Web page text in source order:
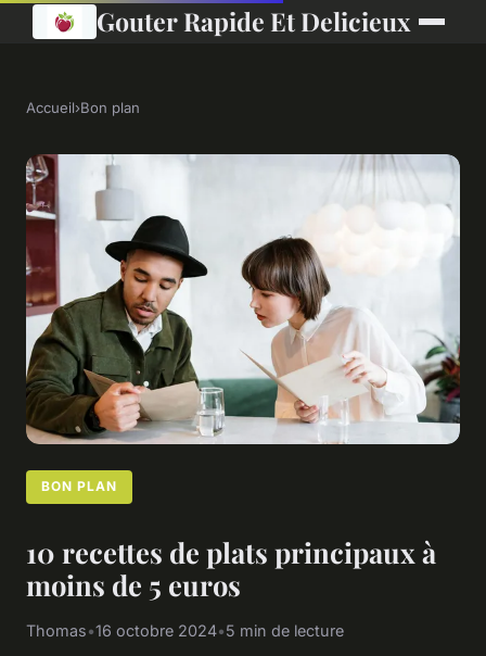
Gouter Rapide Et Delicieux
Accueil›Bon plan
BON PLAN
10 recettes de plats principaux à
moins de 5 euros
Thomas•16 octobre 2024•5 min de lecture